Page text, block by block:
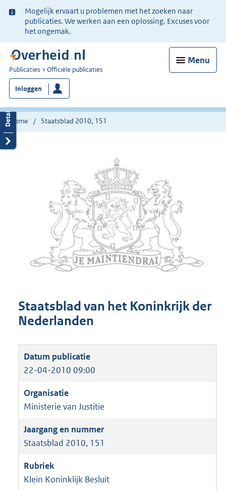
Ter
informatie:
Mogelijk ervaart u problemen met het zoeken naar
publicaties. We werken aan een oplossing. Excuses voor
het ongemak.
Menu
U
bent
nu
hier:
Publicaties Officiële publicaties
Inloggen
Home Staatsblad 2010, 151
Staatsblad van het Koninkrijk der
Nederlanden
22-04-2010 09:00
Ministerie van Justitie
Staatsblad 2010, 151
Klein Koninklijk Besluit